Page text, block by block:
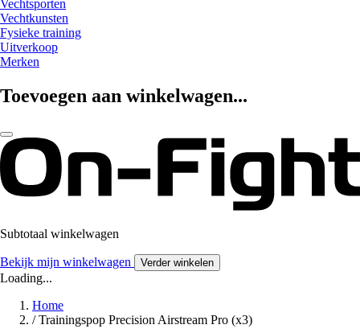
Vechtsporten
Vechtkunsten
Fysieke training
Uitverkoop
Merken
Toevoegen aan winkelwagen...
Subtotaal winkelwagen
Bekijk mijn winkelwagen Verder winkelen
Loading...
Home
/ Trainingspop Precision Airstream Pro (x3)